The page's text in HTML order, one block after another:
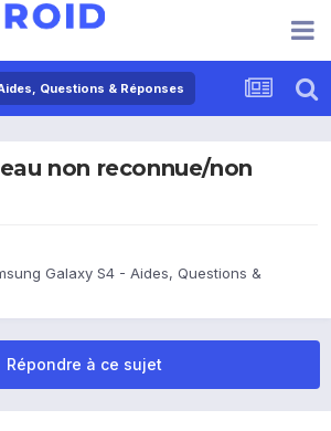
Questions & Réponses
non reconnue/non
Galaxy S4 - Aides, Questions &
Répondre à ce sujet